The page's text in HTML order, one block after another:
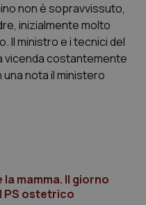
non è sopravvissuto,
inizialmente molto
Il ministro e i tecnici del
vicenda costantemente
una nota il ministero
mamma. Il giorno
PS ostetrico